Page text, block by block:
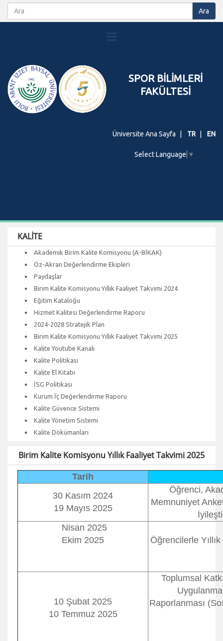
SPOR BİLİMLERİ
FAKÜLTESİ
Üniversite Ana Sayfa TR EN
Select Language ▼
KALİTE
Akademik Birim Kalite Komisyonu (A-BİKAK)
Öz-Akran Değerlendirme Ekipleri
Paydaşlar
Birim Kalite Komisyonu Yıllık Faaliyet Takvimi 2024
Eğitim Kataloğu
Hizmet Kalitesi Değerlendirme Raporu
2024-2028 Stratejik Plan
Birim Kalite Komisyonu Yıllık Faaliyet Takvimi 2025
Kalite Youtube Kanalı
Kalite Politikası
Kalite El Kitabı
İSG Politikası
Kurum İç Değerlendirme Raporu
Kalite Güvence Sistemi
Kalite Yönetim Sistemi
Kalite Dökümanları
Birim Kalite Komisyonu Yıllık Faaliyet Takvimi 2025
Tarih
30 Kasım 2024
19 Mayıs 2025
Öğrenci,
Memnuniyet
Nisan 2025
Ekim 2025
Öğrencilerle
10 Şubat 2025
10 Temmuz 2025
Toplumsal
Raporlanması